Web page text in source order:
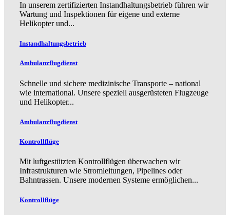
In unserem zertifizierten Instandhaltungsbetrieb führen wir
Wartung und Inspektionen für eigene und externe
Helikopter und...
Instandhaltungsbetrieb
Ambulanzflugdienst
Schnelle und sichere medizinische Transporte – national
wie international. Unsere speziell ausgerüsteten Flugzeuge
und Helikopter...
Ambulanzflugdienst
Kontrollflüge
Mit luftgestützten Kontrollflügen überwachen wir
Infrastrukturen wie Stromleitungen, Pipelines oder
Bahntrassen. Unsere modernen Systeme ermöglichen...
Kontrollflüge